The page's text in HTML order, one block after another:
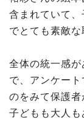
含まれていて
でとても素敵な
全体の統一感
で、アンケー
のをみて保護者
子どもも大人